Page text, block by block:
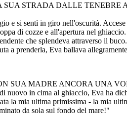
SUA STRADA DALLE TENEBRE
e si sentì in giro nell'oscurità. Accese
di cozze e all'apertura nel ghiaccio.
che splendeva attraverso il buco.
a prenderla, Eva ballava
SUA MADRE ANCORA UNA
nuovo in cima al ghiaccio, Eva ha
la mia ultima primissima - la mia
da sola sul fondo del mare!"